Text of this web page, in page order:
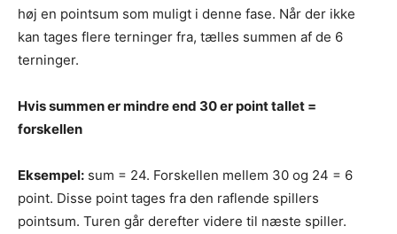
høj en pointsum som muligt i denne fase. Når der ikke
kan tages flere terninger fra, tælles summen af de 6
terninger.
Hvis summen er mindre end 30 er point tallet =
forskellen
Eksempel: sum = 24. Forskellen mellem 30 og 24 = 6
point. Disse point tages fra den raflende spillers
pointsum. Turen går derefter videre til næste spiller.